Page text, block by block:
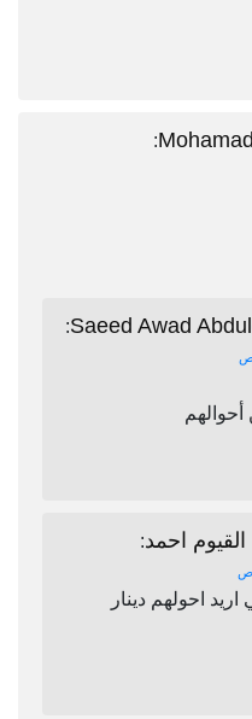
:
Saeed Awad
:
احمد:
اريد احولهم دينار